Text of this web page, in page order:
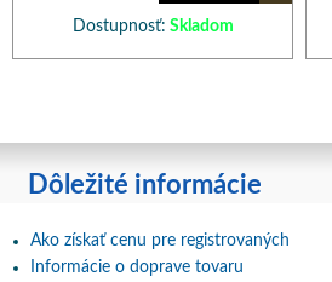
Dostupnosť: Skladom
Dôležité informácie
Ako získať cenu pre registrovaných
Informácie o doprave tovaru